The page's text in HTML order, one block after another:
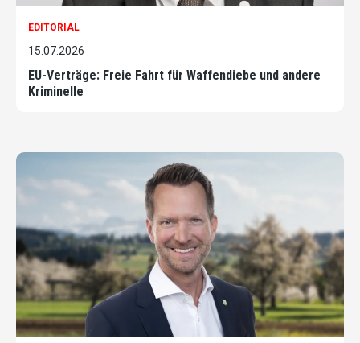
EDITORIAL
15.07.2026
EU-Verträge: Freie Fahrt für Waffendiebe und andere
Kriminelle